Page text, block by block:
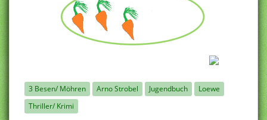
3 Besen/ Möhren Arno Strobel Jugendbuch
Loewe
Thriller/ Krimi